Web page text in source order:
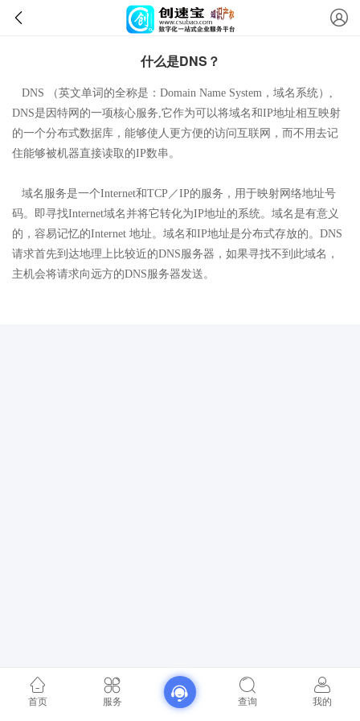
什么是DNS？
DNS （英文单词的全称是：Domain Name System，域名系统）,
DNS是因特网的一项核心服务,它作为可以将域名和IP地址相互映射
的一个分布式数据库，能够使人更方便的访问互联网，而不用去记
住能够被机器直接读取的IP数串。
域名服务是一个Internet和TCP／IP的服务，用于映射网络地址号
码。即寻找Internet域名并将它转化为IP地址的系统。域名是有意义
的，容易记忆的Internet 地址。域名和IP地址是分布式存放的。DNS
请求首先到达地理上比较近的DNS服务器，如果寻找不到此域名，
主机会将请求向远方的DNS服务器发送。
首页 服务 查询 我的